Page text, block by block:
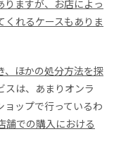
りますが、お店によっ
くれるケースもありま
、ほかの処分方法を探
スは、あまりオンラ
ョップで行っているわ
舗での購入における